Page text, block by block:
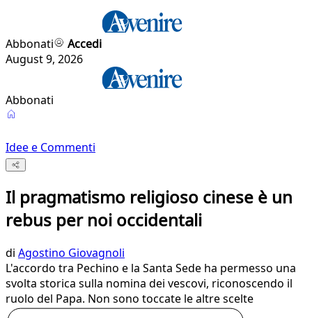
Abbonati
Accedi
August 9, 2026
Abbonati
Idee e Commenti
Il pragmatismo religioso cinese è un
rebus per noi occidentali
di Agostino Giovagnoli
L'accordo tra Pechino e la Santa Sede ha permesso una
svolta storica sulla nomina dei vescovi, riconoscendo il
ruolo del Papa. Non sono toccate le altre scelte